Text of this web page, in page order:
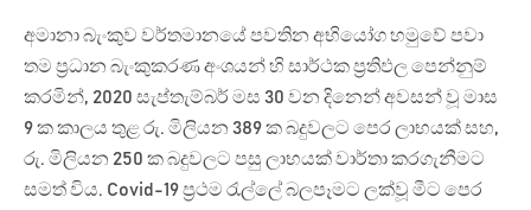
අමානා බැංකුව වර්තමානයේ පවතින අභියෝග හමුවේ පවා
තම ප්‍රධාන බැංකුකරණ අංශයන් හි සාර්ථක ප්‍රතිඵල පෙන්නුම්
කරමින්, 2020 සැප්තැම්බර් මස 30 වන දිනෙන් අවසන් වූ මාස
9 ක කාලය තුළ රු. මිලියන 389 ක බදුවලට පෙර ලාභයක් සහ,
රු. මිලියන 250 ක බදුවලට පසු ලාභයක් වාර්තා කරගැනීමට
සමත් විය. Covid-19 ප්‍රථම රැල්ලේ බලපෑමට ලක්වූ මීට පෙර